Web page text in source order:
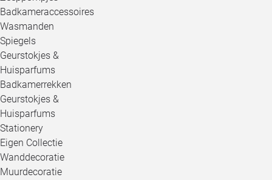
Badkameraccessoires
Wasmanden
Spiegels
Geurstokjes &
Huisparfums
Badkamerrekken
Geurstokjes &
Huisparfums
Stationery
Eigen Collectie
Wanddecoratie
Muurdecoratie